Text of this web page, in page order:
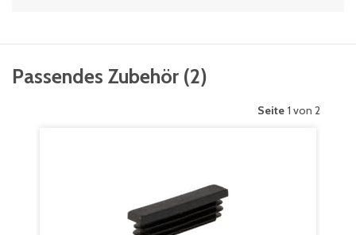
Passendes Zubehör (2)
Seite 1 von 2